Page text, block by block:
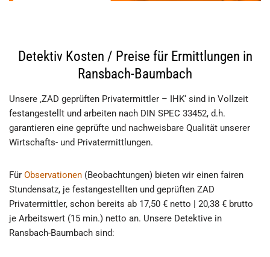
Detektiv Kosten / Preise für Ermittlungen in
Ransbach-Baumbach
Unsere ‚ZAD geprüften Privatermittler – IHK‘ sind in Vollzeit
festangestellt und arbeiten nach DIN SPEC 33452, d.h.
garantieren eine geprüfte und nachweisbare Qualität unserer
Wirtschafts- und Privatermittlungen.
Für Observationen (Beobachtungen) bieten wir einen fairen
Stundensatz, je festangestellten und geprüften ZAD
Privatermittler, schon bereits ab 17,50 € netto | 20,38 € brutto
je Arbeitswert (15 min.) netto an. Unsere Detektive in
Ransbach-Baumbach sind: